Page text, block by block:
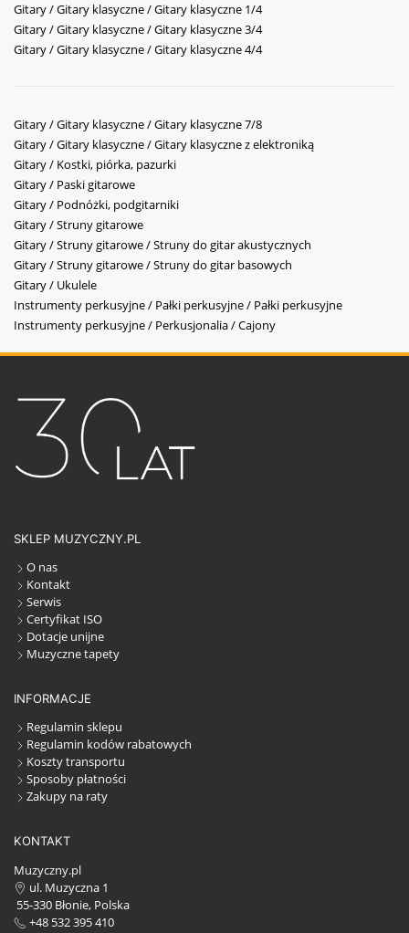
Gitary / Gitary klasyczne / Gitary klasyczne 1/4
Gitary / Gitary klasyczne / Gitary klasyczne 3/4
Gitary / Gitary klasyczne / Gitary klasyczne 4/4
Gitary / Gitary klasyczne / Gitary klasyczne 7/8
Gitary / Gitary klasyczne / Gitary klasyczne z elektroniką
Gitary / Kostki, piórka, pazurki
Gitary / Paski gitarowe
Gitary / Podnóżki, podgitarniki
Gitary / Struny gitarowe
Gitary / Struny gitarowe / Struny do gitar akustycznych
Gitary / Struny gitarowe / Struny do gitar basowych
Gitary / Ukulele
Instrumenty perkusyjne / Pałki perkusyjne / Pałki perkusyjne
Instrumenty perkusyjne / Perkusjonalia / Cajony
SKLEP MUZYCZNY.PL
O nas
Kontakt
Serwis
Certyfikat ISO
Dotacje unijne
Muzyczne tapety
INFORMACJE
Regulamin sklepu
Regulamin kodów rabatowych
Koszty transportu
Sposoby płatności
Zakupy na raty
KONTAKT
Muzyczny.pl
ul. Muzyczna 1
55-330 Błonie, Polska
+48 532 395 410